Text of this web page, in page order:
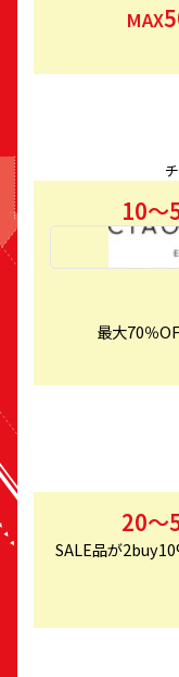
MAX
10～
最大70％
20～
SALE品が